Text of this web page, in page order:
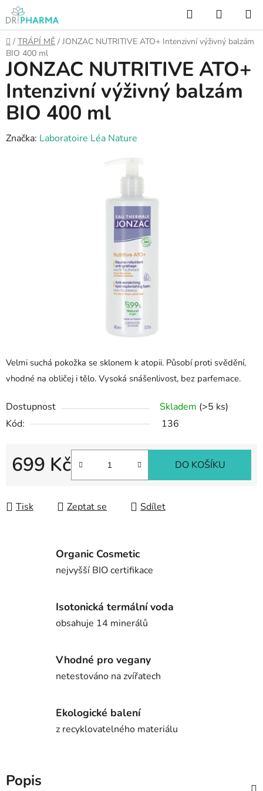
Přejít
na
obsah
Hledat
KOŠÍK
Domů
/ TRÁPÍ MĚ / JONZAC NUTRITIVE ATO+ Intenzivní výživný balzám
BIO 400 ml
Velmi suchá pokožka se sklonem k atopii. Působí proti svědění,
vhodné na obličej i tělo. Vysoká snášenlivost, bez parfemace.
Dostupnost Skladem (>5 ks)
Kód:
136
699 Kč DO KOŠÍKU
Tisk Zeptat se Sdílet
JONZAC NUTRITIVE ATO+
Intenzivní výživný balzám
BIO 400 ml
Značka: Laboratoire Léa Nature
Organic Cosmetic
nejvyšší BIO certifikace
Isotonická termální voda
obsahuje 14 minerálů
Vhodné pro vegany
netestováno na zvířatech
Ekologické balení
z recyklovatelného materiálu
Popis